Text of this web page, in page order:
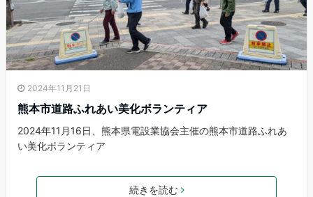
2024年11月21日
熊本市道路ふれあい美化ボランティア
2024年11月16日、熊本県電設業協会主催の熊本市道路ふれあ
い美化ボランティア
続きを読む